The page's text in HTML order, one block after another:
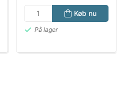
Køb nu
På lager